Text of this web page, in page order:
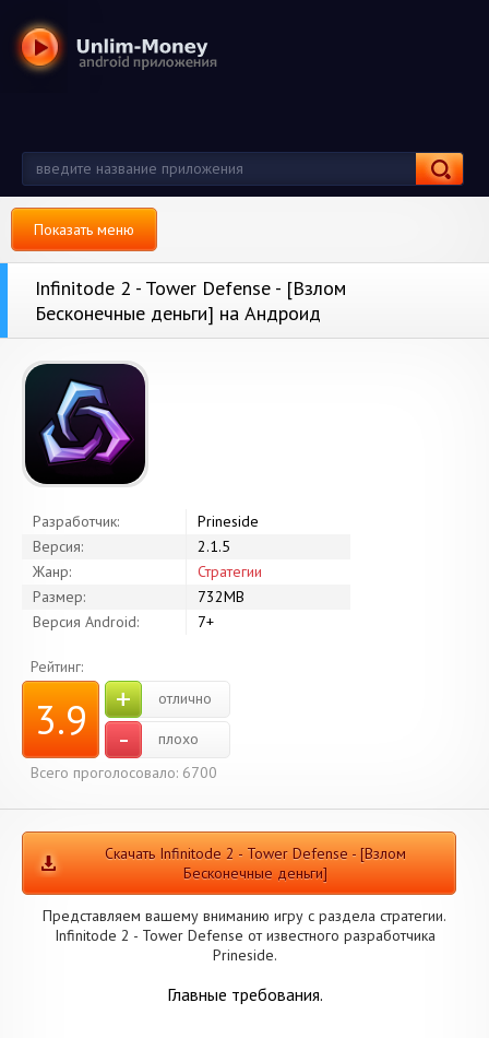
Показать меню
Infinitode 2 - Tower Defense - [Взлом
Бесконечные деньги] на Андроид
Разработчик:
Prineside
Версия:
2.1.5
Жанр:
Стратегии
Размер:
732MB
Версия Android:
7+
Рейтинг:
3.9 + отлично
-
плохо
Всего проголосовало: 6700
Скачать Infinitode 2 - Tower Defense - [Взлом
Бесконечные деньги]
Представляем вашему вниманию игру с раздела стратегии.
Infinitode 2 - Tower Defense от известного разработчика
Prineside.
Главные требования.